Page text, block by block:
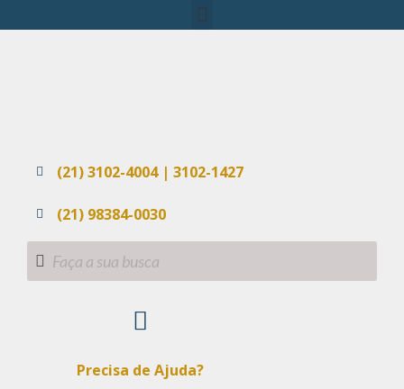
(21) 3102-4004 | 3102-1427
(21) 98384-0030
Precisa de Ajuda?